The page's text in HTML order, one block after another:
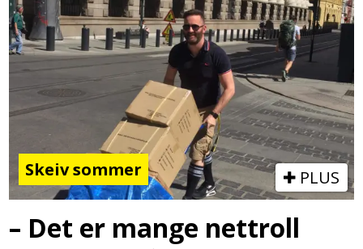
Skeiv sommer PLUS
– Det er mange nettroll